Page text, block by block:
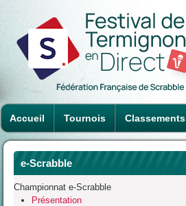
Accueil Tournois Classements
e-Scrabble
Championnat e-Scrabble
Présentation